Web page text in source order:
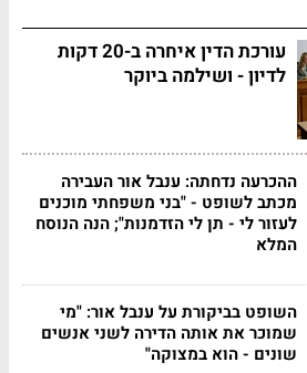
עורכת הדין איחרה ב-20 דקות
לדיון - ושילמה ביוקר
ההכרעה נדחתה: ענבל אור העבירה
מכתב לשופט - "בני משפחתי מוכנים
לעזור לי - תן לי הזדמנות"; הנה הנוסח
המלא
השופט בביקורת על ענבל אור: "מי
שמוכר את אותה הדירה לשני אנשים
שונים - הוא במצוקה"